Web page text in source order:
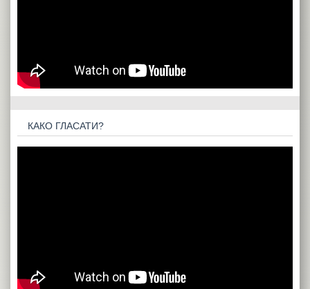
КАКО ГЛАСАТИ?